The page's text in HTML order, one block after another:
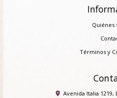
Quiénes
Términos y
Avenida Italia 1219,